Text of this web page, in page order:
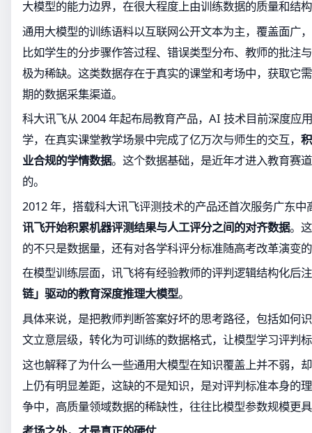
大模型的能力边界，在很大程度上由训练数据的质量和结
通用大模型的训练语料以互联网公开文本为主，覆盖面广
比如学生的分步骤作答过程、错误类型分布、教师的批注
极为稀缺。这类数据存在于真实的课堂和考场中，获取它
期的数据采集渠道。
科大讯飞从 2004 年起布局教育产品，AI 技术目前深度应
学，在真实课堂教学场景中完成了亿万次与师生的交互，
业合规的学情数据。这个数据基础，是近年才进入教育赛
的。
2012 年，搭载科大讯飞评测技术的产品还首次服务广东
讯飞开始积累机器评测结果与人工评分之间的对齐数据。
的不只是数据量，还有对各学科评分标准随高考改革演变
在模型训练层面，讯飞将有经验教师的评判逻辑结构化后
链」驱动的教育深度推理大模型。
具体来说，是把教师判断答案好坏的思考路径，包括如何
文立意层级，转化为可训练的数据格式，让模型学习评判
这也解释了为什么一些通用大模型在知识覆盖上并不弱，
上仍有明显差距，这缺的不是知识，是对评判标准本身的
争中，高质量领域数据的稀缺性，往往比模型参数规模更